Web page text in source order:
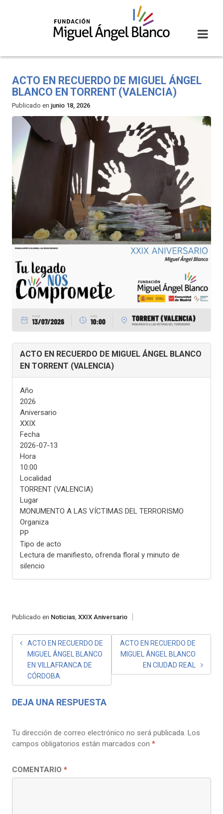
ACTO EN RECUERDO DE MIGUEL ÁNGEL
BLANCO EN TORRENT (VALENCIA)
Publicado en junio 18, 2026
ACTO EN RECUERDO DE MIGUEL ÁNGEL BLANCO
EN TORRENT (VALENCIA)
Año
2026
Aniversario
XXIX
Fecha
2026-07-13
Hora
10:00
Localidad
TORRENT (VALENCIA)
Lugar
MONUMENTO A LAS VÍCTIMAS DEL TERRORISMO
Organiza
PP
Tipo de acto
Lectura de manifiesto, ofrenda floral y minuto de
silencio
Publicado en Noticias, XXIX Aniversario
NAVEGACIÓN
ENTRADAS
ACTO EN RECUERDO DE
MIGUEL ÁNGEL BLANCO
EN VILLAFRANCA DE
CÓRDOBA
ACTO EN RECUERDO DE
MIGUEL ÁNGEL BLANCO
EN CIUDAD REAL
DEJA UNA RESPUESTA
Tu dirección de correo electrónico no será publicada. Los
campos obligatorios están marcados con *
COMENTARIO *